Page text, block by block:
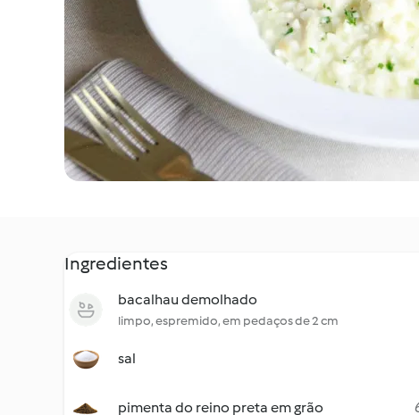
Ingredientes
bacalhau demolhado
limpo, espremido, em pedaços de 2 cm
sal
pimenta do reino preta em grão